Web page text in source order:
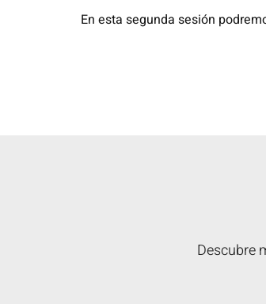
En esta segunda sesión
Descubre